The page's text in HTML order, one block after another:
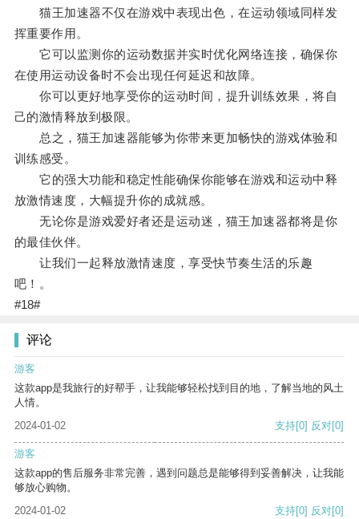
猫王加速器不仅在游戏中表现出色，在运动领域同样发
挥重要作用。
它可以监测你的运动数据并实时优化网络连接，确保你
在使用运动设备时不会出现任何延迟和故障。
你可以更好地享受你的运动时间，提升训练效果，将自
己的激情释放到极限。
总之，猫王加速器能够为你带来更加畅快的游戏体验和
训练感受。
它的强大功能和稳定性能确保你能够在游戏和运动中释
放激情速度，大幅提升你的成就感。
无论你是游戏爱好者还是运动迷，猫王加速器都将是你
的最佳伙伴。
让我们一起释放激情速度，享受快节奏生活的乐趣
吧！。
#18#
评论
游客
这款app是我旅行的好帮手，让我能够轻松找到目的地，了解当地的风土
人情。
2024-01-02
支持[0] 反对[0]
游客
这款app的售后服务非常完善，遇到问题总是能够得到妥善解决，让我能
够放心购物。
2024-01-02
支持[0] 反对[0]